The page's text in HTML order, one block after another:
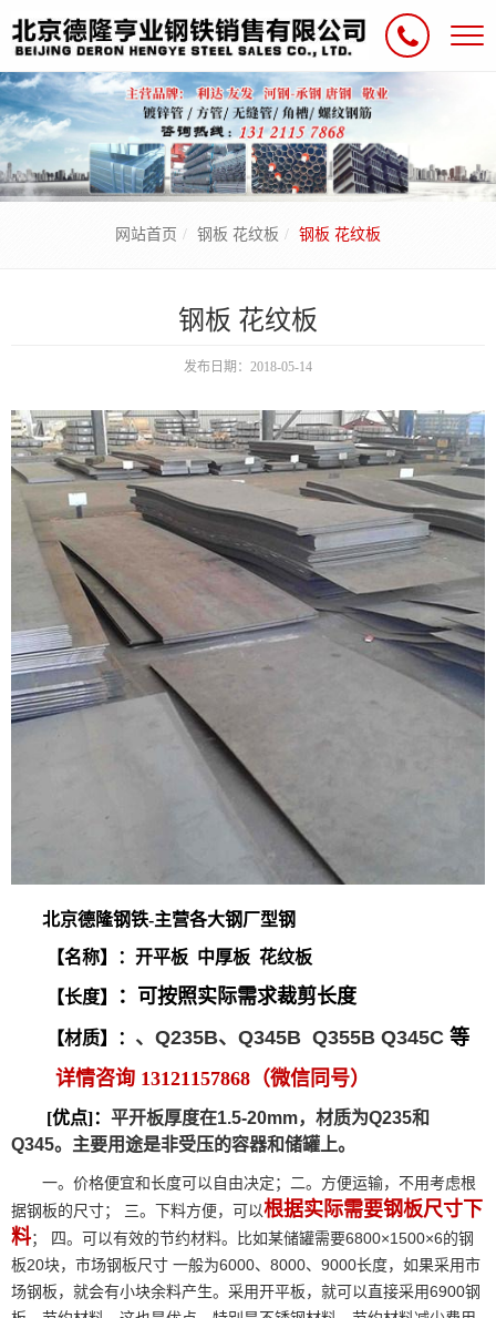
网站首页 钢板 花纹板 钢板 花纹板
钢板 花纹板
发布日期：2018-05-14
北京德隆钢铁-主营各大钢厂型钢
【名称】：开平板 中厚板 花纹板
【长度】 ：可按照实际需求裁剪长度
【材质】： 、Q235B、Q345B Q355B Q345C 等
详情咨询 13121157868（微信同号）
[优点]： 平开板厚度在1.5-20mm，材质为Q235和
Q345。主要用途是非受压的容器和储罐上。
一。价格便宜和长度可以自由决定；二。方便运输，不用考虑根
据钢板的尺寸； 三。下料方便，可以根据实际需要钢板尺寸下
料； 四。可以有效的节约材料。比如某储罐需要6800×1500×6的钢
板20块，市场钢板尺寸 一般为6000、8000、9000长度，如果采用市
场钢板，就会有小块余料产生。采用开平板，就可以直接采用6900钢